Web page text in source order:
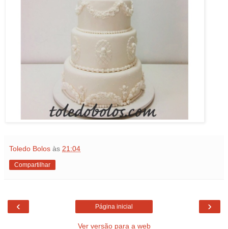
Toledo Bolos às 21:04
Compartilhar
‹ ›
Página inicial
Ver versão para a web